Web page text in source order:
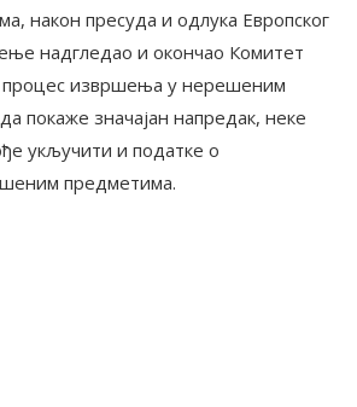
након пресуда и одлука Европског
надгледао и окончао Комитет
извршења у нерешеним
покаже значајан напредак, неке
укључити и податке о
предметима.